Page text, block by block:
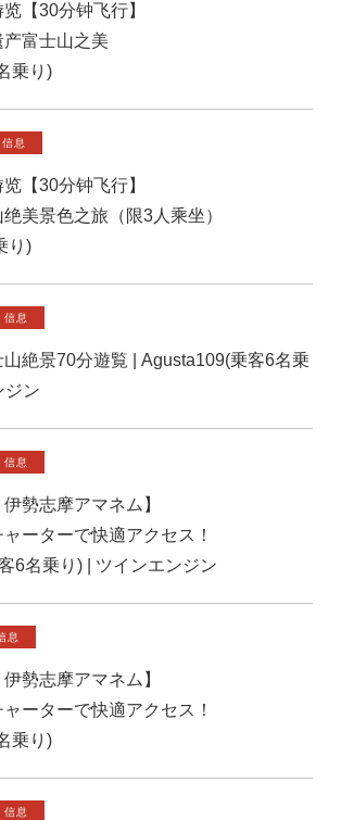
【30分钟飞行】
富士山之美
乗り)
信息
【30分钟飞行】
美景色之旅（限3人乘坐）
り)
信息
山絶景70分遊覧 | Agusta109(乗客6名乗
ジン
信息
勢志摩アマネム】
ーターで快適アクセス！
6名乗り) | ツインエンジン
息
勢志摩アマネム】
ーターで快適アクセス！
乗り)
信息